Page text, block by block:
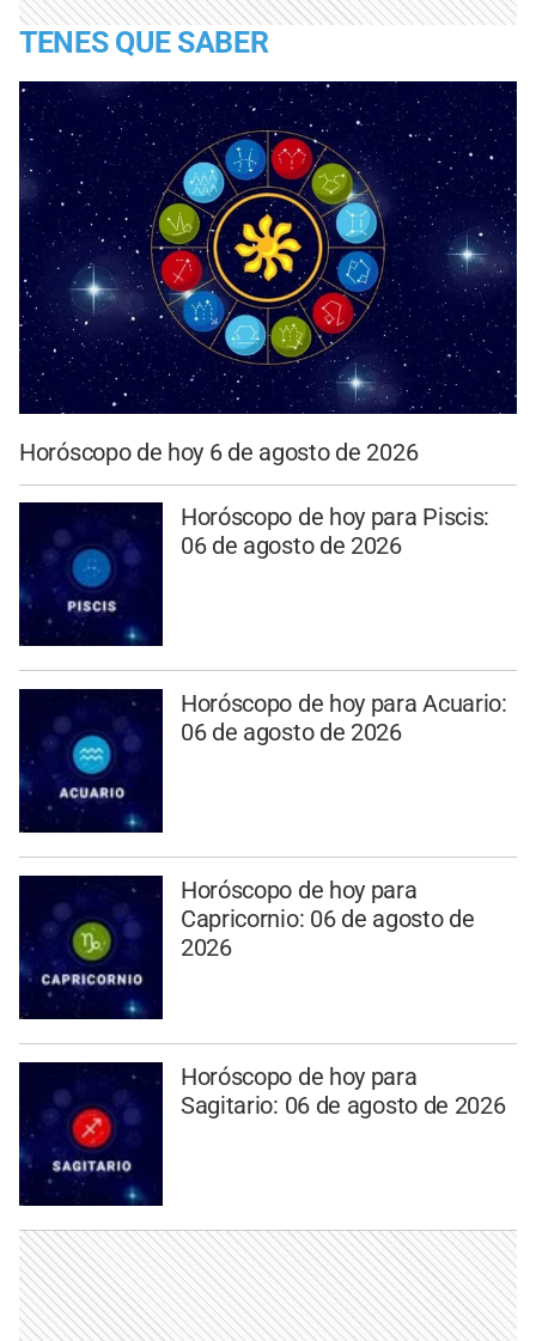
TENES QUE SABER
Horóscopo de hoy 6 de agosto de 2026
Horóscopo de hoy para Piscis:
06 de agosto de 2026
Horóscopo de hoy para Acuario:
06 de agosto de 2026
Horóscopo de hoy para
Capricornio: 06 de agosto de
2026
Horóscopo de hoy para
Sagitario: 06 de agosto de 2026